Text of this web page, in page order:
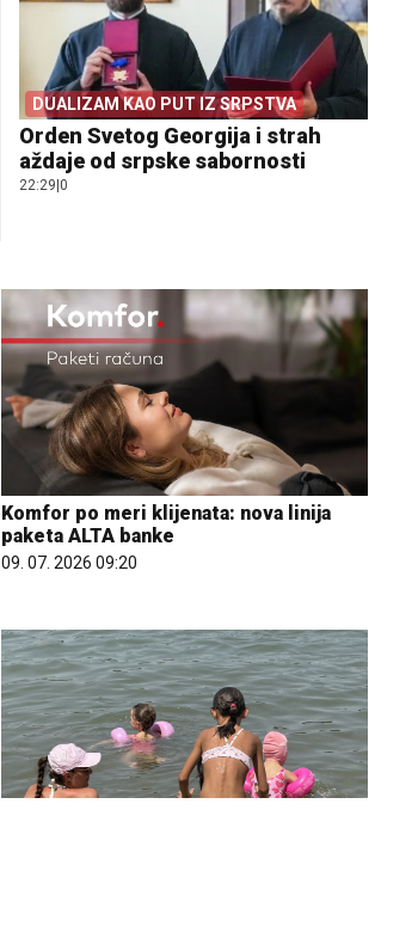
DUALIZAM KAO PUT IZ SRPSTVA
Orden Svetog Georgija i strah
aždaje od srpske sabornosti
22:29 0
Komfor po meri klijenata: nova linija
paketa ALTA banke
09. 07. 2026 09:20